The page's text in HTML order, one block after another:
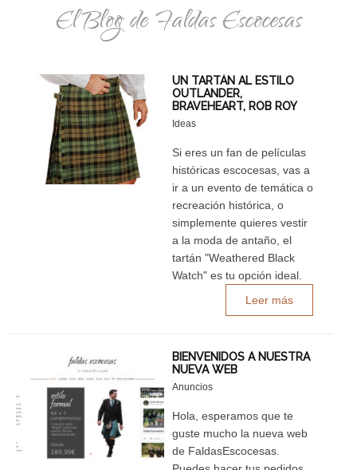
El Blog de Faldas Escocesas
UN TARTÁN AL ESTILO
OUTLANDER,
BRAVEHEART, ROB ROY
Ideas
Si eres un fan de películas
históricas escocesas, vas a
ir a un evento de temática o
recreación histórica, o
simplemente quieres vestir
a la moda de antaño, el
tartán "Weathered Black
Watch" es tu opción ideal.
Leer más
BIENVENIDOS A NUESTRA
NUEVA WEB
Anuncios
Hola, esperamos que te
guste mucho la nueva web
de FaldasEscocesas.